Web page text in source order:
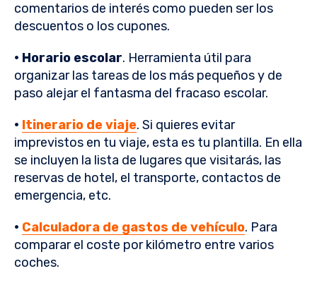
comentarios de interés como pueden ser los
descuentos o los cupones.
· Horario escolar. Herramienta útil para
organizar las tareas de los más pequeños y de
paso alejar el fantasma del fracaso escolar.
· Itinerario de viaje. Si quieres evitar
imprevistos en tu viaje, esta es tu plantilla. En ella
se incluyen la lista de lugares que visitarás, las
reservas de hotel, el transporte, contactos de
emergencia, etc.
· Calculadora de gastos de vehículo. Para
comparar el coste por kilómetro entre varios
coches.